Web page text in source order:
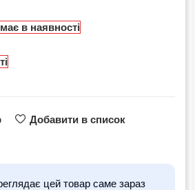
в наявності
Добавити в список
цей товар саме зараз